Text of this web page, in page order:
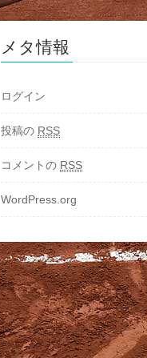
メタ情報
ログイン
投稿の RSS
コメントの RSS
WordPress.org